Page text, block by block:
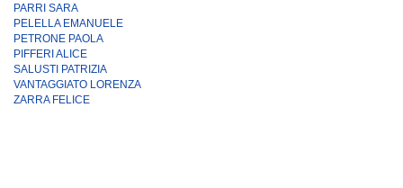
PARRI SARA
PELELLA EMANUELE
PETRONE PAOLA
PIFFERI ALICE
SALUSTI PATRIZIA
VANTAGGIATO LORENZA
ZARRA FELICE